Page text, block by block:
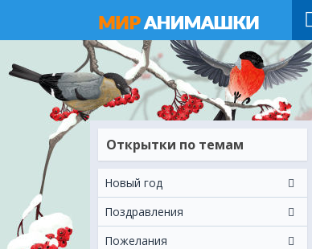
Открытки по темам
Новый год
Поздравления
Пожелания